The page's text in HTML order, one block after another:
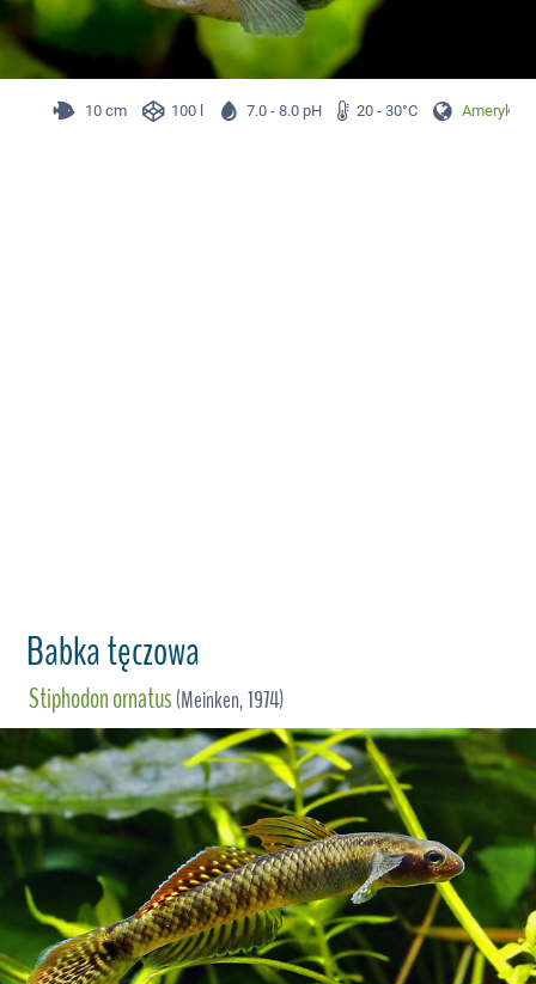
10 cm 100 l 7.0 - 8.0 pH 20 - 30°C Ameryka
Babka tęczowa
Stiphodon ornatus(Meinken, 1974)